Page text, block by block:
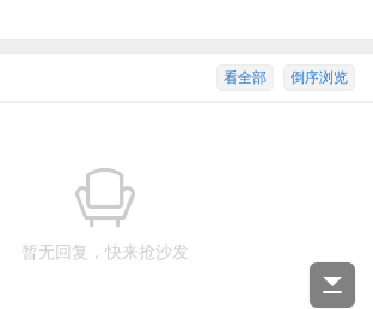
倒序浏览
看全部
暂无回复，快来抢沙发